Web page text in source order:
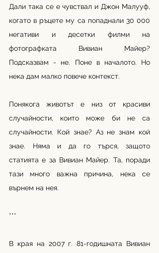
Дали така се е чувствал и Джон Малууф,
когато в ръцете му са попаднали 30 000
негативи и десетки филми на
фотографката Вивиан Майер?
Подсказвам - не. Поне в началото. Но
нека дам малко повече контекст.
Понякога животът е низ от красиви
случайности, които може би не са
случайности. Кой знае? Аз не знам кой
знае. Няма и да го търся, защото
статията е за Вивиан Майер. Та, поради
тази много важна причина, нека се
върнем на нея.
***
В края на 2007 г. 81-годишната Вивиан